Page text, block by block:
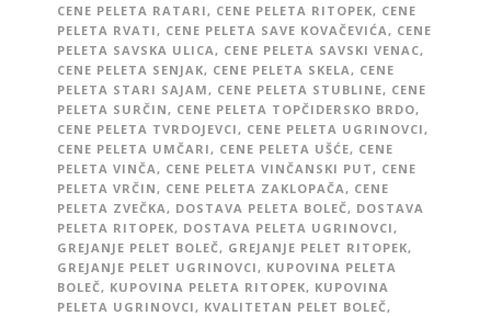
CENE PELETA RATARI, CENE PELETA RITOPEK, CENE
PELETA RVATI, CENE PELETA SAVE KOVAČEVIĆA, CENE
PELETA SAVSKA ULICA, CENE PELETA SAVSKI VENAC,
CENE PELETA SENJAK, CENE PELETA SKELA, CENE
PELETA STARI SAJAM, CENE PELETA STUBLINE, CENE
PELETA SURČIN, CENE PELETA TOPČIDERSKO BRDO,
CENE PELETA TVRDOJEVCI, CENE PELETA UGRINOVCI,
CENE PELETA UMČARI, CENE PELETA UŠĆE, CENE
PELETA VINČA, CENE PELETA VINČANSKI PUT, CENE
PELETA VRČIN, CENE PELETA ZAKLOPAČA, CENE
PELETA ZVEČKA, DOSTAVA PELETA BOLEČ, DOSTAVA
PELETA RITOPEK, DOSTAVA PELETA UGRINOVCI,
GREJANJE PELET BOLEČ, GREJANJE PELET RITOPEK,
GREJANJE PELET UGRINOVCI, KUPOVINA PELETA
BOLEČ, KUPOVINA PELETA RITOPEK, KUPOVINA
PELETA UGRINOVCI, KVALITETAN PELET BOLEČ,